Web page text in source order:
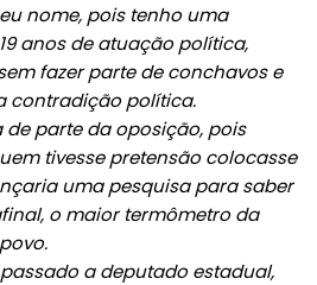
nome, pois tenho uma
anos de atuação política,
fazer parte de conchavos e
contradição política.
parte da oposição, pois
tivesse pretensão colocasse
uma pesquisa para saber
o maior termômetro da
a deputado estadual,